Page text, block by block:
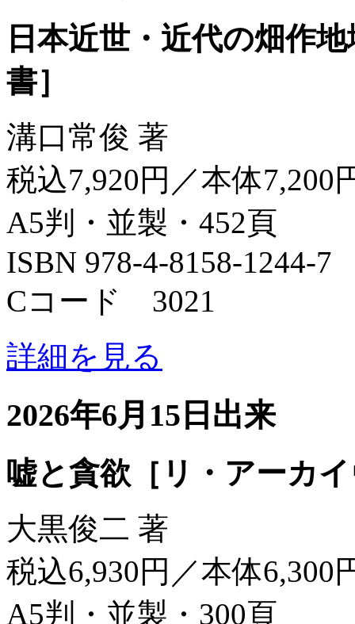
日本近世・近代の畑作
書］
溝口常俊 著
税込7,920円／本体7,200
A5判・並製・452頁
ISBN 978-4-8158-1244-7
Cコード 3021
詳細を見る
2026年6月15日出来
嘘と貪欲［リ・アーカ
大黒俊二 著
税込6,930円／本体6,300
A5判・並製・300頁